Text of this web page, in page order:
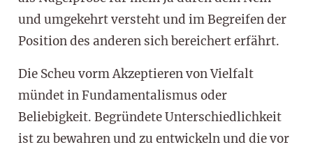
und umgekehrt versteht und im Begreifen der
Position des anderen sich bereichert erfährt.
Die Scheu vorm Akzeptieren von Vielfalt
mündet in Fundamentalismus oder
Beliebigkeit. Begründete Unterschiedlichkeit
ist zu bewahren und zu entwickeln und die vor